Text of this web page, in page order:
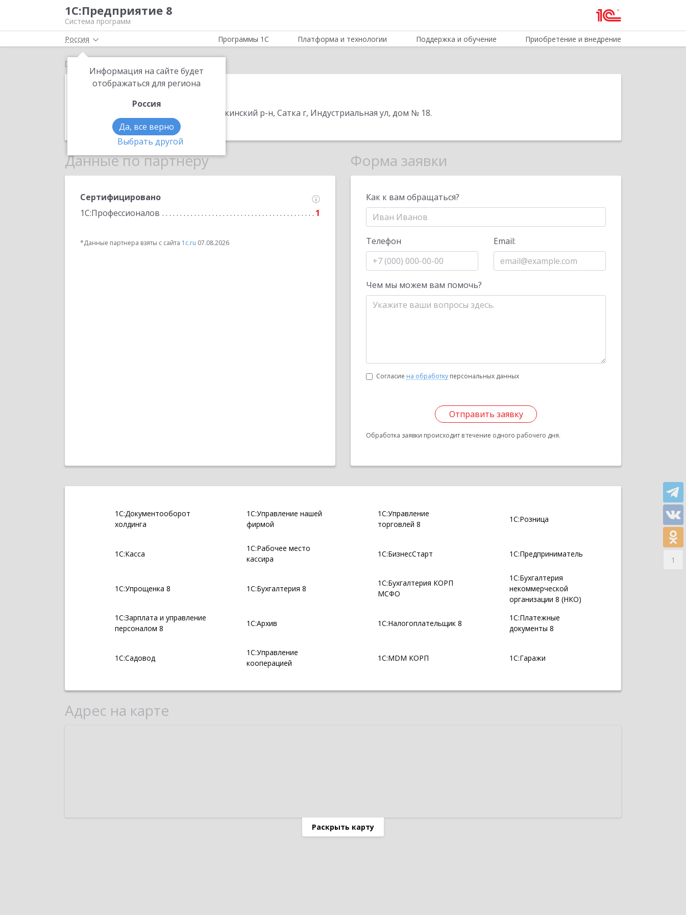
1С:Предприятие 8
Система программ
Россия
Информация на сайте будет
отображаться для региона
Россия
Да, все верно
Выбрать другой
Программы 1С Платформа и технологии Поддержка и обучение Приобретение и внедрение
Главная
ПАПИЛОН
456910, Челябинская обл, Саткинский р-н, Сатка г, Индустриальная ул, дом № 18.
Телефон: +7 (351) 904-0009
Данные по партнеру
Сертифицировано
1С:Профессионалов
1
*Данные партнера взяты с сайта 1c.ru 07.08.2026
Форма заявки
Как к вам обращаться?
Телефон Email:
Чем мы можем вам помочь?
Согласие на обработку персональных данных
Отправить заявку
Обработка заявки происходит в течение одного рабочего дня.
1С:Документооборот
холдинга
1С:Управление нашей
фирмой
1С:Управление
торговлей 8
1С:Розница
1С:Касса
1С:Рабочее место
кассира
1С:БизнесСтарт 1С:Предприниматель
1С:Упрощенка 8 1С:Бухгалтерия 8
1С:Бухгалтерия КОРП
МСФО
1С:Бухгалтерия
некоммерческой
организации 8 (НКО)
1С:Зарплата и управление
персоналом 8
1С:Архив 1С:Налогоплательщик 8
1С:Платежные
документы 8
1С:Садовод
1С:Управление
кооперацией
1С:MDM КОРП 1С:Гаражи
Адрес на карте
Раскрыть карту
1